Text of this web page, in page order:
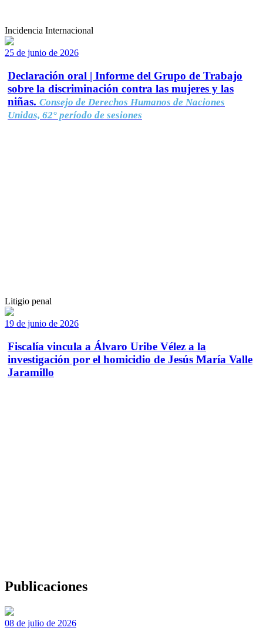
Incidencia Internacional
25 de junio de 2026
Declaración oral | Informe del Grupo de Trabajo
sobre la discriminación contra las mujeres y las
niñas. Consejo de Derechos Humanos de Naciones
Unidas, 62° período de sesiones
Litigio penal
19 de junio de 2026
Fiscalía vincula a Álvaro Uribe Vélez a la
investigación por el homicidio de Jesús María Valle
Jaramillo
Publicaciones
08 de julio de 2026